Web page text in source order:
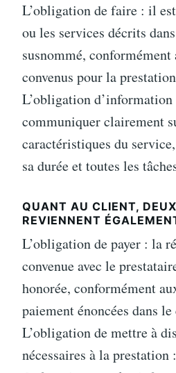
L’obligation de faire : il
ou les services décrits
susnommé, conformément
convenus pour la
L’obligation
communiquer clairement
caractéristiques du
sa durée et toutes les
QUANT AU CLIENT,
REVIENNENT
L’obligation de payer : la
convenue avec le
honorée, conformément
paiement énoncées dans
L’obligation de mettre à
nécessaires à la